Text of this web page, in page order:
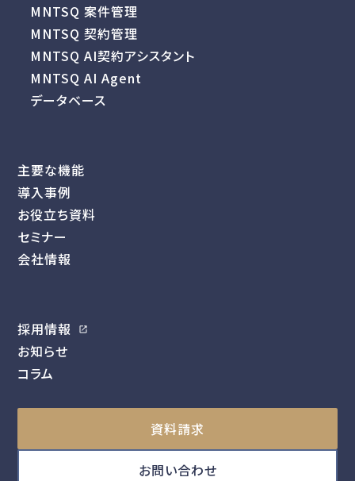
MNTSQ 案件管理
MNTSQ 契約管理
MNTSQ AI契約アシスタント
MNTSQ AI Agent
データベース
主要な機能
導入事例
お役立ち資料
セミナー
会社情報
採用情報
お知らせ
コラム
資料請求
お問い合わせ